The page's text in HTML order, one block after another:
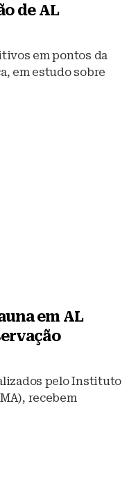
de AL
em pontos da
em estudo sobre
em AL
pelo Instituto
recebem